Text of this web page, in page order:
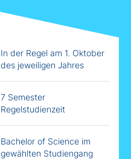
In der Regel am 1. Oktober
des jeweiligen Jahres
7 Semester
Regelstudienzeit
Bachelor of Science im
gewählten Studiengang